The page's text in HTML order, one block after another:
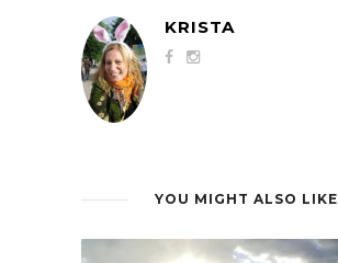
KRISTA
YOU MIGHT ALSO LIKE